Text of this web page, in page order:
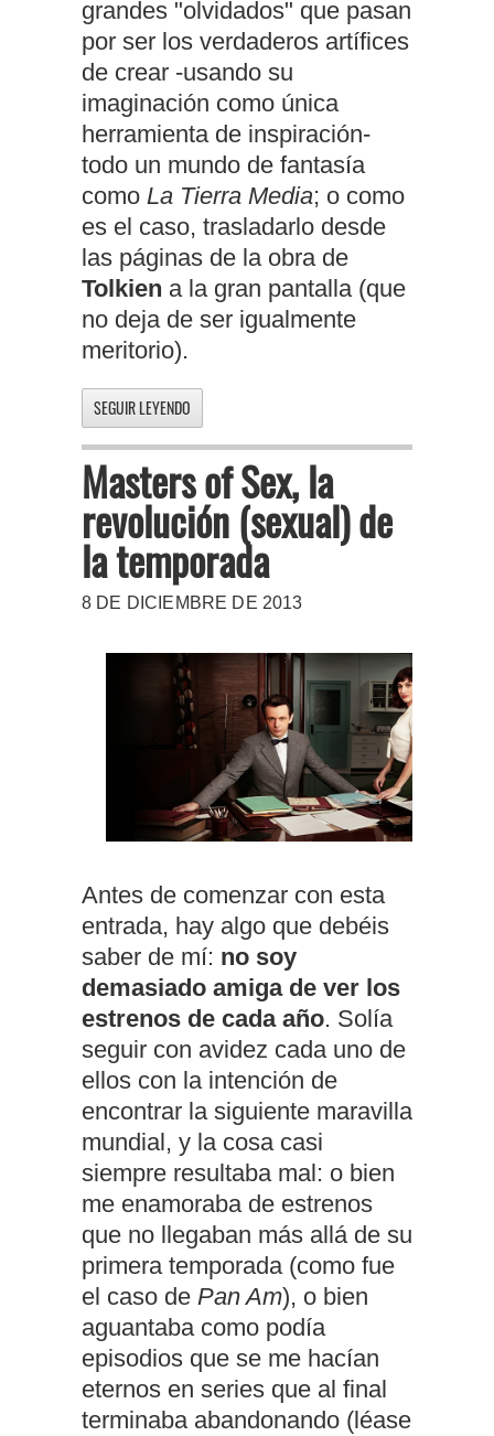
grandes "olvidados" que pasan
por ser los verdaderos artífices
de crear -usando su
imaginación como única
herramienta de inspiración-
todo un mundo de fantasía
como La Tierra Media; o como
es el caso, trasladarlo desde
las páginas de la obra de
Tolkien a la gran pantalla (que
no deja de ser igualmente
meritorio).
SEGUIR LEYENDO
Masters of Sex, la
revolución (sexual) de
la temporada
8 DE DICIEMBRE DE 2013
Antes de comenzar con esta
entrada, hay algo que debéis
saber de mí: no soy
demasiado amiga de ver los
estrenos de cada año. Solía
seguir con avidez cada uno de
ellos con la intención de
encontrar la siguiente maravilla
mundial, y la cosa casi
siempre resultaba mal: o bien
me enamoraba de estrenos
que no llegaban más allá de su
primera temporada (como fue
el caso de Pan Am), o bien
aguantaba como podía
episodios que se me hacían
eternos en series que al final
terminaba abandonando (léase